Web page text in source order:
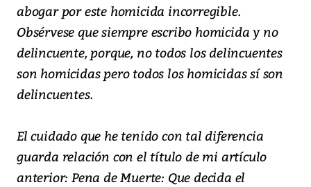
abogar por este homicida incorregible.
Obsérvese que siempre escribo homicida y no
delincuente, porque, no todos los delincuentes
son homicidas pero todos los homicidas sí son
delincuentes.
El cuidado que he tenido con tal diferencia
guarda relación con el título de mi artículo
anterior: Pena de Muerte: Que decida el